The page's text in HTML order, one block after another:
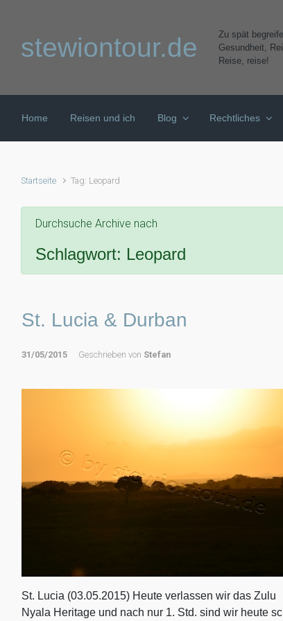
stewiontour.de
Zu spät
Gesundheit,
Reise, reise!
Home Reisen und ich Blog Rechtliches
Startseite Tag: Leopard
Durchsuche Archive nach
Schlagwort: Leopard
St. Lucia & Durban
31/05/2015 Geschrieben von Stefan
St. Lucia (03.05.2015) Heute verlassen wir das Zulu
Nyala Heritage und nach nur 1. Std. sind wir heute